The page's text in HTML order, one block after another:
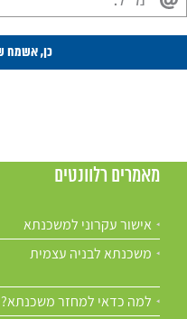
מאמרים רלוונטים
אישור עקרוני למשכנתא
משכנתא לבניה עצמית
למה כדאי למחזר משכנתא?